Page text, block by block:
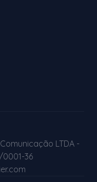
LTDA -
0001-36